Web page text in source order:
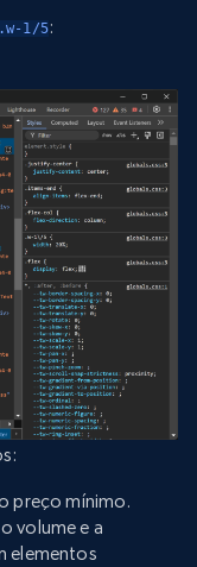
.w-1/5:
preço mínimo.
volume e a
elementos